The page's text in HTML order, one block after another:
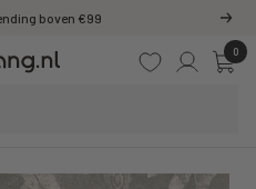
boven €99
0
Behang.nl